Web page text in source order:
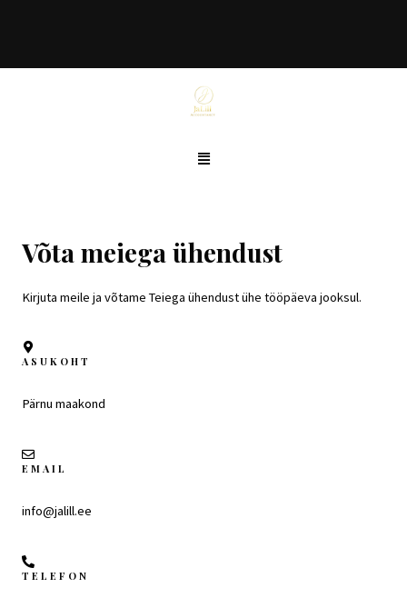
Võta meiega ühendust
Kirjuta meile ja võtame Teiega ühendust ühe tööpäeva jooksul.
ASUKOHT
Pärnu maakond
EMAIL
info@jalill.ee
TELEFON